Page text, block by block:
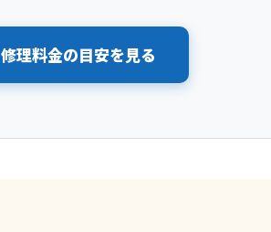
修理料金の目安を見る